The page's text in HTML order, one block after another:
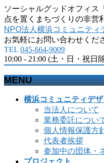
ソーシャルグッドオフィス
点を置くまちづくりの非営
NPO法人横浜コミュニティ
お気軽にお問い合わせくだ
TEL 045-664-9009
10:00 - 21:00 (土・日・祝日
MENU
横浜コミュニティデ
当法人について
業務委託につい
個人情報保護方
代表者挨拶
参加中の団体・